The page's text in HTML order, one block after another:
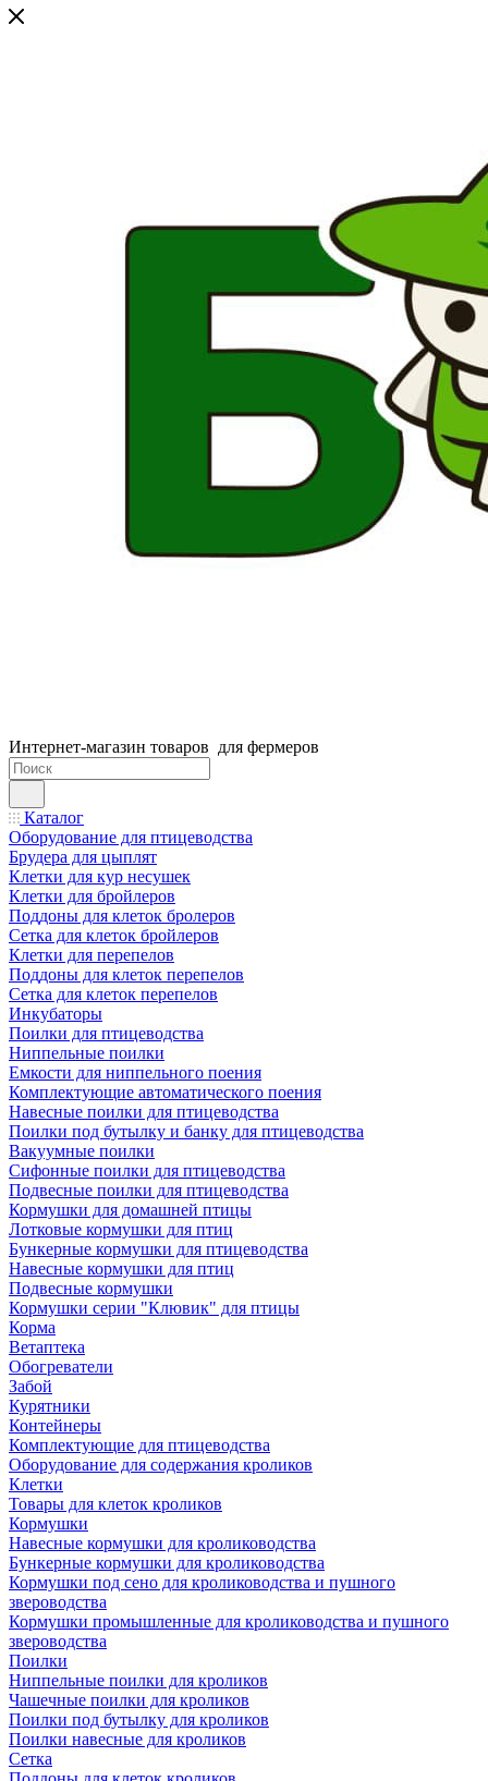
Интернет-магазин товаров для фермеров
Каталог
Оборудование для птицеводства
Брудера для цыплят
Клетки для кур несушек
Клетки для бройлеров
Поддоны для клеток бролеров
Сетка для клеток бройлеров
Клетки для перепелов
Поддоны для клеток перепелов
Сетка для клеток перепелов
Инкубаторы
Поилки для птицеводства
Ниппельные поилки
Емкости для ниппельного поения
Комплектующие автоматического поения
Навесные поилки для птицеводства
Поилки под бутылку и банку для птицеводства
Вакуумные поилки
Сифонные поилки для птицеводства
Подвесные поилки для птицеводства
Кормушки для домашней птицы
Лотковые кормушки для птиц
Бункерные кормушки для птицеводства
Навесные кормушки для птиц
Подвесные кормушки
Кормушки серии "Клювик" для птицы
Корма
Ветаптека
Обогреватели
Забой
Курятники
Контейнеры
Комплектующие для птицеводства
Оборудование для содержания кроликов
Клетки
Товары для клеток кроликов
Кормушки
Навесные кормушки для кролиководства
Бункерные кормушки для кролиководства
Кормушки под сено для кролиководства и пушного
звероводства
Кормушки промышленные для кролиководства и пушного
звероводства
Поилки
Ниппельные поилки для кроликов
Чашечные поилки для кроликов
Поилки под бутылку для кроликов
Поилки навесные для кроликов
Сетка